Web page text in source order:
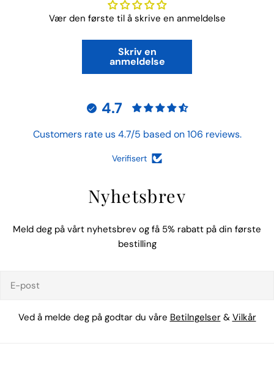
Vær den første til å skrive en anmeldelse
Skriv en
anmeldelse
4.7
Customers rate us 4.7/5 based on 106 reviews.
Verifisert
Nyhetsbrev
Meld deg på vårt nyhetsbrev og få 5% rabatt på din første
bestilling
post
Ved å melde deg på godtar du våre Betilngelser& Vilkår